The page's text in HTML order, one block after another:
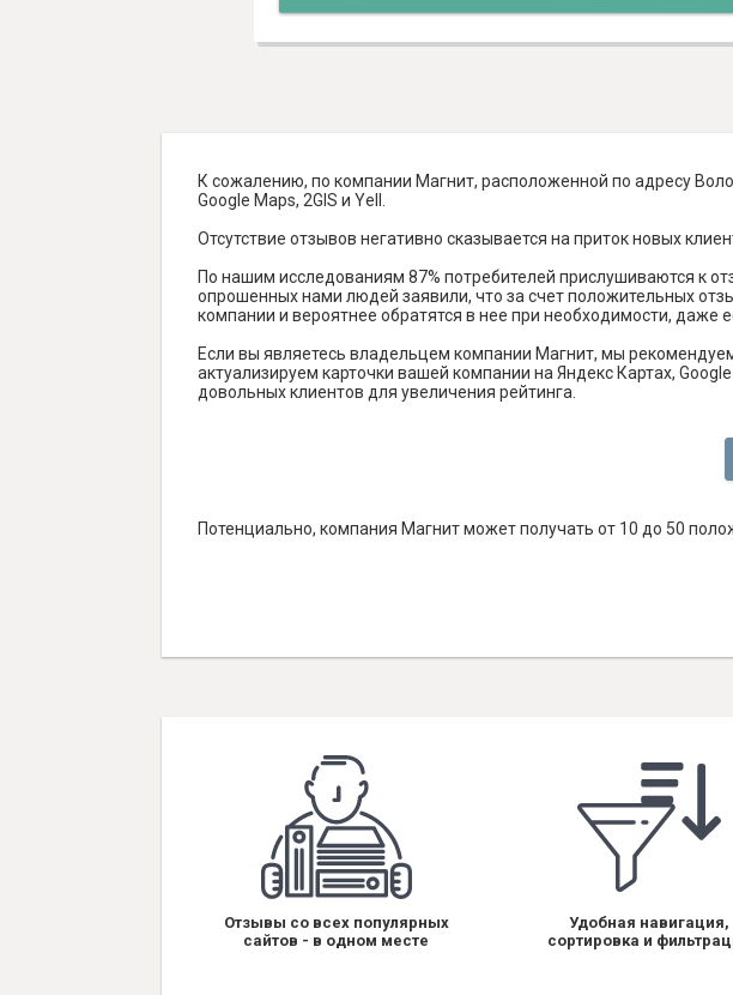
К сожалению, по компании Магнит, расположенной по адресу
Google Maps, 2GIS и Yell.
Отсутствие отзывов негативно сказывается на приток новых
По нашим исследованиям 87% потребителей прислушиваются к
опрошенных нами людей заявили, что за счет положительных
компании и вероятнее обратятся в нее при необходимости, даже
Если вы являетесь владельцем компании Магнит, мы
актуализируем карточки вашей компании на Яндекс Картах,
довольных клиентов для увеличения рейтинга.
Потенциально, компания Магнит может получать от 10 до 50
Отзывы со всех популярных
сайтов - в одном месте
Удобная навигация,
сортировка и